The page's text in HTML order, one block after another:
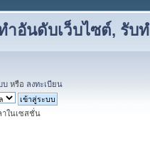
ำอันดับเว็บไซต์, รับ
บ หรือ ลงทะเบียน
าในเซสชั่น